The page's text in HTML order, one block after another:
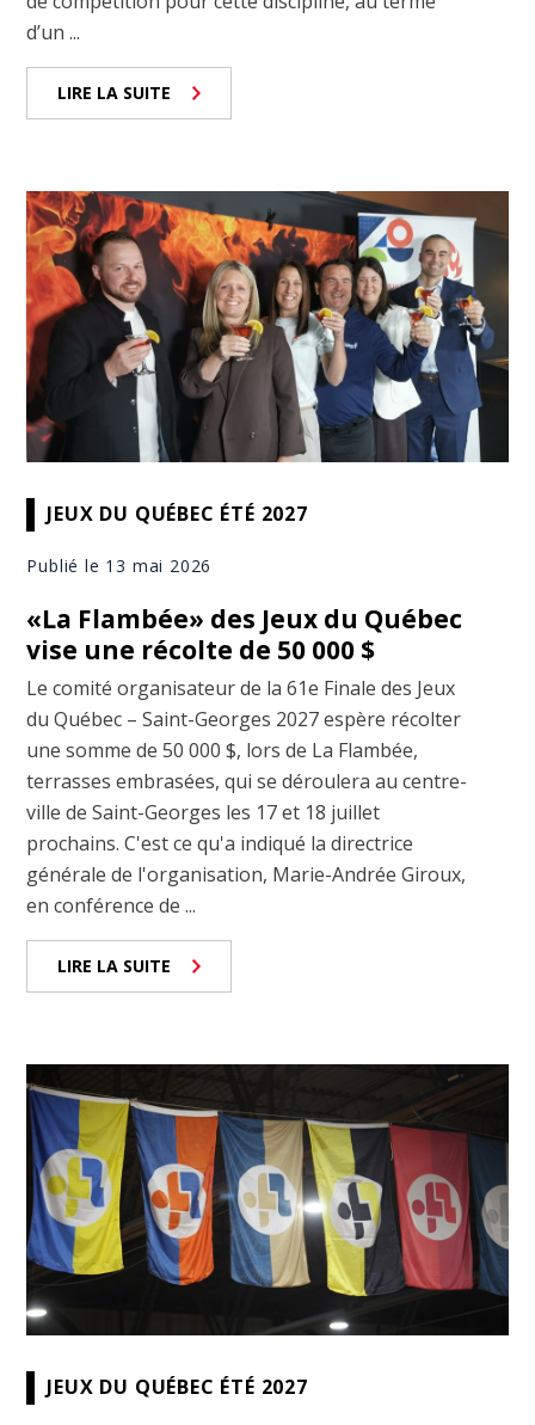
d’un ...
LIRE LA SUITE
JEUX DU QUÉBEC ÉTÉ 2027
Publié le 13 mai 2026
«La Flambée» des Jeux du Québec
vise une récolte de 50 000 $
Le comité organisateur de la 61e Finale des Jeux
du Québec – Saint-Georges 2027 espère récolter
une somme de 50 000 $, lors de La Flambée,
terrasses embrasées, qui se déroulera au centre-
ville de Saint-Georges les 17 et 18 juillet
prochains. C'est ce qu'a indiqué la directrice
générale de l'organisation, Marie-Andrée Giroux,
en conférence de ...
LIRE LA SUITE
JEUX DU QUÉBEC ÉTÉ 2027